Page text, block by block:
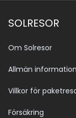
SOLRESOR
Om Solresor
Allmän information
Villkor för
Försäkring